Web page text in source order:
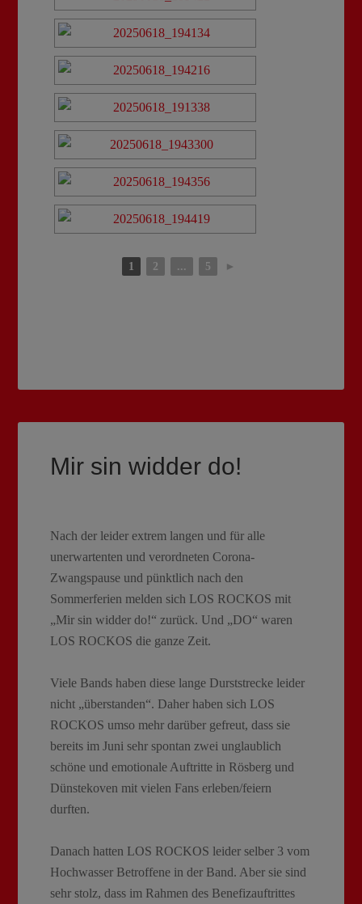
1 2 ... 5 ►
Mir sin widder do!
Nach der leider extrem langen und für alle
unerwartenten und verordneten Corona-
Zwangspause und pünktlich nach den
Sommerferien melden sich LOS ROCKOS mit
„Mir sin widder do!“ zurück. Und „DO“ waren
LOS ROCKOS die ganze Zeit.
Viele Bands haben diese lange Durststrecke leider
nicht „überstanden“. Daher haben sich LOS
ROCKOS umso mehr darüber gefreut, dass sie
bereits im Juni sehr spontan zwei unglaublich
schöne und emotionale Auftritte in Rösberg und
Dünstekoven mit vielen Fans erleben/feiern
durften.
Danach hatten LOS ROCKOS leider selber 3 vom
Hochwasser Betroffene in der Band. Aber sie sind
sehr stolz, dass im Rahmen des Benefizauftrittes